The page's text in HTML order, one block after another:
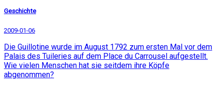
Geschichte
2009-01-06
Die Guillotine wurde im August 1792 zum ersten Mal vor dem
Palais des Tuileries auf dem Place du Carrousel aufgestellt.
Wie vielen Menschen hat sie seitdem ihre Köpfe
abgenommen?